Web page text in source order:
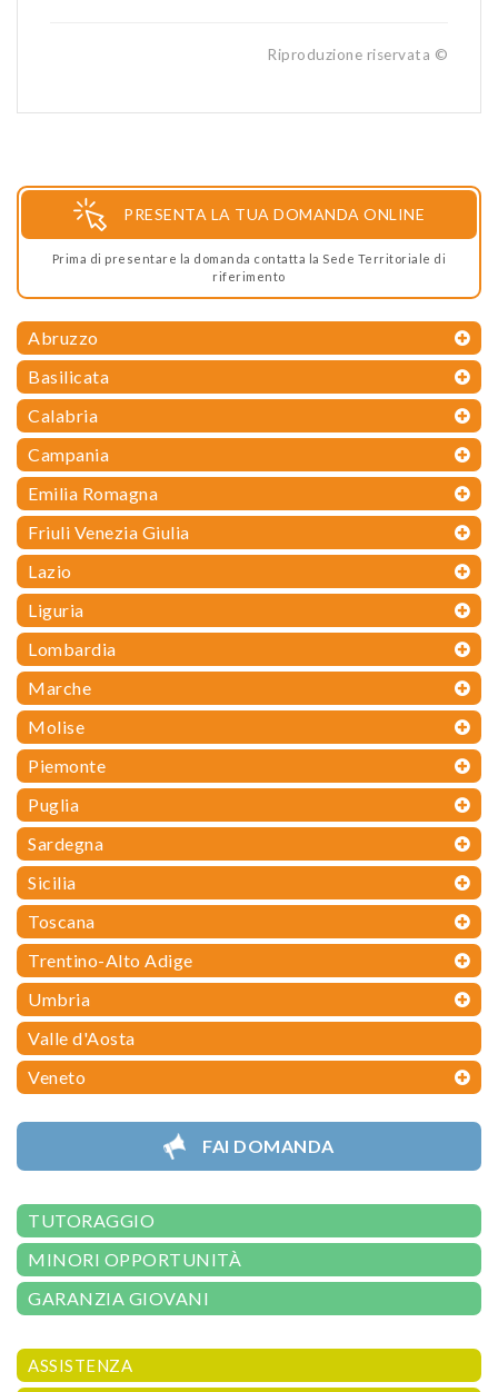
Riproduzione riservata ©
PRESENTA LA TUA DOMANDA ONLINE
Prima di presentare la domanda contatta la Sede Territoriale di
riferimento
Abruzzo
Basilicata
Calabria
Campania
Emilia Romagna
Friuli Venezia Giulia
Lazio
Liguria
Lombardia
Marche
Molise
Piemonte
Puglia
Sardegna
Sicilia
Toscana
Trentino-Alto Adige
Umbria
Valle d'Aosta
Veneto
FAI DOMANDA
TUTORAGGIO
MINORI OPPORTUNITÀ
GARANZIA GIOVANI
ASSISTENZA